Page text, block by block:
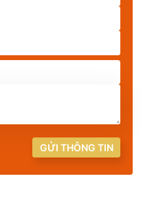
GỬI THÔNG TIN